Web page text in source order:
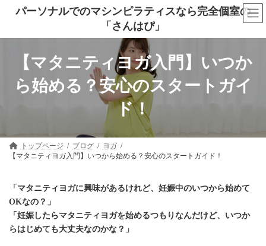
ン
ー
パーソナルでのマシンピラティスなら完全個室の
「さんはぴ」
【マタニティヨガ入門】いつか
ら始める？安心のスタートガイ
ド！
トップページ ブログ
ヨガ
【マタニティヨガ入門】いつから始める？安心のスタートガイド！
「マタニティヨガに興味があるけれど、妊娠中のいつから始めて
OKなの？」
「妊娠したらマタニティヨガを始めるつもりなんだけど、いつか
らはじめても大丈夫なのかな？」